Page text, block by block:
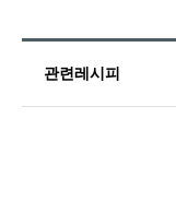
관련레시피